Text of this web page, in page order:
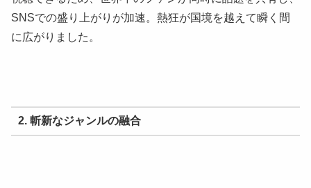
SNSでの盛り上がりが加速。熱狂が国境を越えて瞬く間
に広がりました。
2. 斬新なジャンルの融合